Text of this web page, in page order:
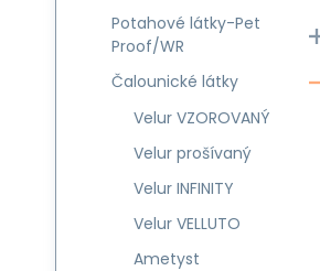
Potahové látky-Pet
Proof/WR
Čalounické látky
Velur VZOROVANÝ
Velur prošívaný
Velur INFINITY
Velur VELLUTO
Ametyst